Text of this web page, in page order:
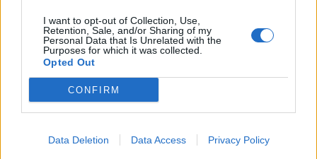
I want to opt-out of Collection, Use,
Retention, Sale, and/or Sharing of my
Personal Data that Is Unrelated with the
Purposes for which it was collected.
Opted Out
CONFIRM
Data Deletion Data Access Privacy Policy